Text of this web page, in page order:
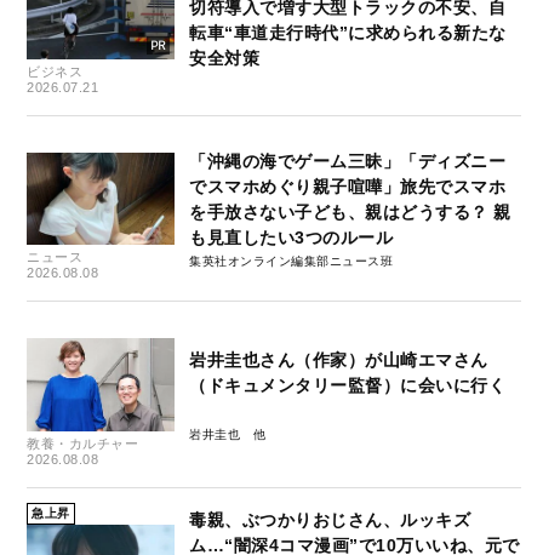
ビジネス
2026.07.21
切符導入で増す大型トラックの不安、自
転車“車道走行時代”に求められる新たな
安全対策
ニュース
2026.08.08
「沖縄の海でゲーム三昧」「ディズニー
でスマホめぐり親子喧嘩」旅先でスマホ
を手放さない子ども、親はどうする？ 親
も見直したい3つのルール
集英社オンライン編集部ニュース班
教養・カルチャー
2026.08.08
岩井圭也さん（作家）が山崎エマさん
（ドキュメンタリー監督）に会いに行く
岩井圭也
急上昇
毒親、ぶつかりおじさん、ルッキズ
ム…“闇深4コマ漫画”で10万いいね、元で